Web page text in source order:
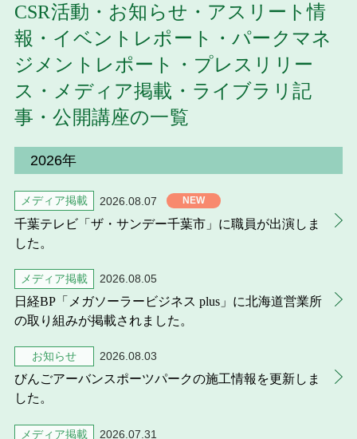
お取引先の皆様へ
プライバシーポリシー
ソーシャルメディアポリシー
文字の見えづらさや操作にお困りの方へ
CSR活動・お知らせ・アスリート情
報・イベントレポート・パークマネ
ジメントレポート・プレスリリー
ス・メディア掲載・ライブラリ記
事・公開講座の一覧
2026年
2026.08.07
メディア掲載
千葉テレビ「ザ・サンデー千葉市」に職員が出演しま
した。
2026.08.05
メディア掲載
日経BP「メガソーラービジネス plus」に北海道営業所
の取り組みが掲載されました。
2026.08.03
お知らせ
びんごアーバンスポーツパークの施工情報を更新しま
した。
2026.07.31
メディア掲載